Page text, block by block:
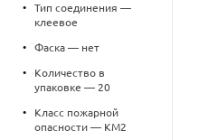
•
Тип соединения —
клеевое
• Фаска — нет
•
Количество в
упаковке — 20
•
Класс пожарной
опасности — КМ2